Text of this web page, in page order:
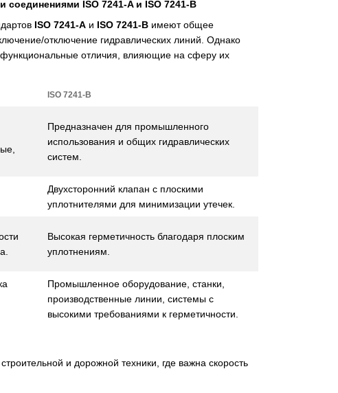
ISO 7241-A и ISO 7241-B
ISO 7241-A и ISO 7241-B имеют общее
отключение гидравлических линий. Однако
отличия, влияющие на сферу их
ISO 7241-B
Предназначен для промышленного
использования и общих гидравлических
систем.
Двухсторонний клапан с плоскими
уплотнителями для минимизации утечек.
Высокая герметичность благодаря плоским
уплотнениям.
Промышленное оборудование, станки,
производственные линии, системы с
высокими требованиями к герметичности.
и дорожной техники, где важна скорость